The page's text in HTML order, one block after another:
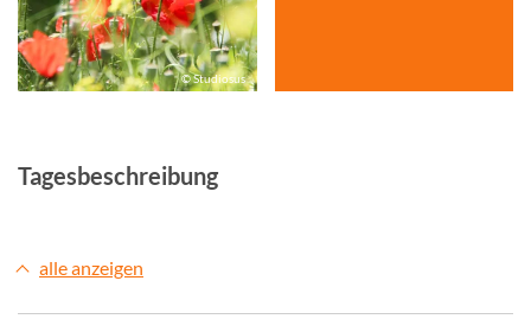
© Studiosus
Tagesbeschreibung
alle anzeigen